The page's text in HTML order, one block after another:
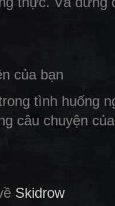
của bạn
tình huống
câu chuyện
Skidrow